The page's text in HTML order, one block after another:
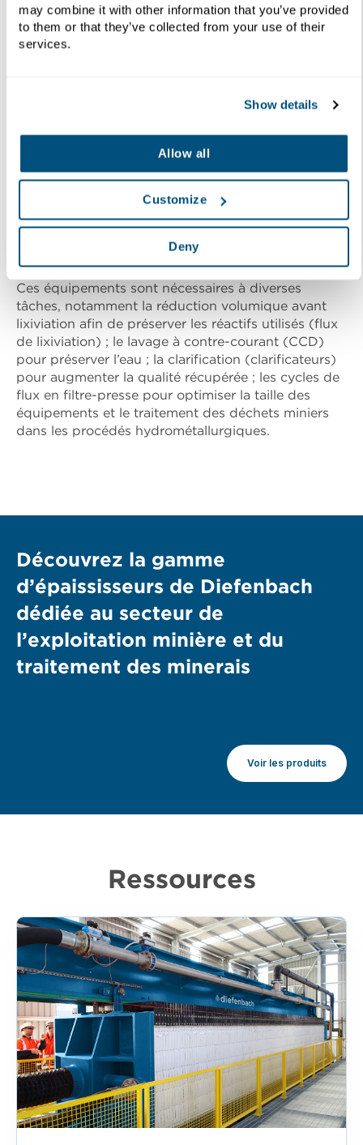
may combine it with other information that you’ve provided
to them or that they’ve collected from your use of their
services.
Show details
Allow all
Customize
Deny
hydrométallurgiques
procédés hydrométallurgiques tels que le procédé
Bayer pour l’aluminium, le procédé HPAL (High-
Pressure Acid Leaching) pour le nickel latéritique
Ces équipements sont nécessaires à diverses
tâches, notamment la réduction volumique avant
lixiviation afin de préserver les réactifs utilisés (flux
de lixiviation) ; le lavage à contre-courant (CCD)
pour préserver l’eau ; la clarification (clarificateurs)
pour augmenter la qualité récupérée ; les cycles de
flux en filtre-presse pour optimiser la taille des
équipements et le traitement des déchets miniers
dans les procédés hydrométallurgiques.
Découvrez la gamme
d’épaississeurs de Diefenbach
dédiée au secteur de
l’exploitation minière et du
traitement des minerais
Voir les produits
Ressources